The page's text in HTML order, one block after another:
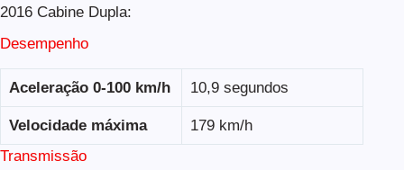
2016 Cabine Dupla:
Desempenho
Aceleração 0-100 km/h 10,9 segundos
Velocidade máxima
179 km/h
Transmissão